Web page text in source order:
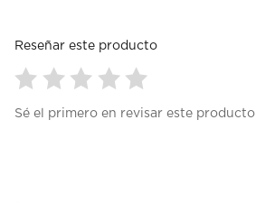
Reseñar este producto
paraparaparaparapara
Sé el primero en revisar este producto